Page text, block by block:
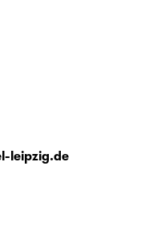
leipzig.de